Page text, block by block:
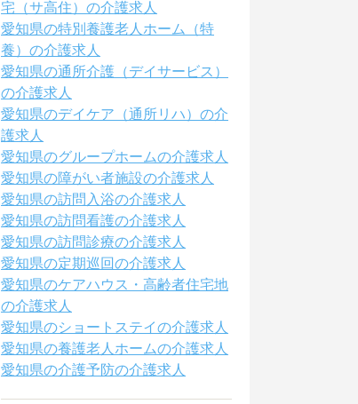
宅（サ高住）の介護求人
愛知県の特別養護老人ホーム（特
養）の介護求人
愛知県の通所介護（デイサービス）
の介護求人
愛知県のデイケア（通所リハ）の介
護求人
愛知県のグループホームの介護求人
愛知県の障がい者施設の介護求人
愛知県の訪問入浴の介護求人
愛知県の訪問看護の介護求人
愛知県の訪問診療の介護求人
愛知県の定期巡回の介護求人
愛知県のケアハウス・高齢者住宅地
の介護求人
愛知県のショートステイの介護求人
愛知県の養護老人ホームの介護求人
愛知県の介護予防の介護求人